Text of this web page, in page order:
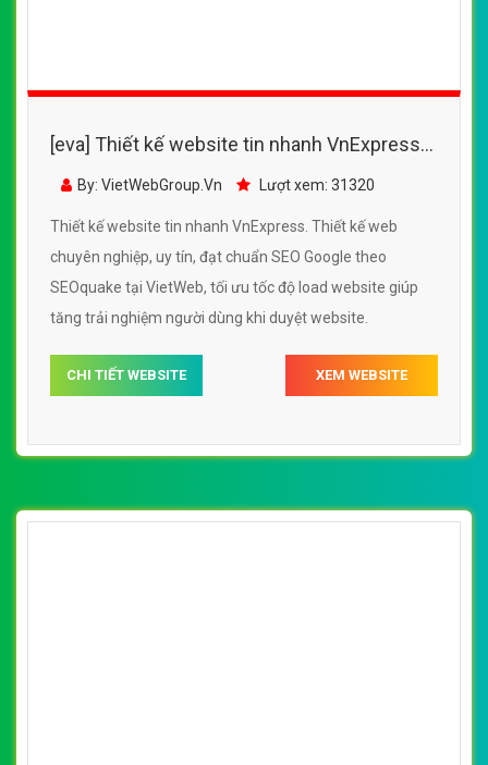
[eva] Thiết kế website tin nhanh VnExpress
đẹp, chuyên nghiệp chuẩn SEO
By: VietWebGroup.Vn Lượt xem: 31320
Thiết kế website tin nhanh VnExpress. Thiết kế web
chuyên nghiệp, uy tín, đạt chuẩn SEO Google theo
SEOquake tại VietWeb, tối ưu tốc độ load website giúp
tăng trải nghiệm người dùng khi duyệt website.
CHI TIẾT WEBSITE XEM WEBSITE